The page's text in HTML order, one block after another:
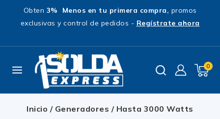
Obten 3% Menos en tu primera compra, promos
exclusivas y control de pedidos - Regístrate ahora
0
Inicio / Generadores / Hasta 3000 Watts